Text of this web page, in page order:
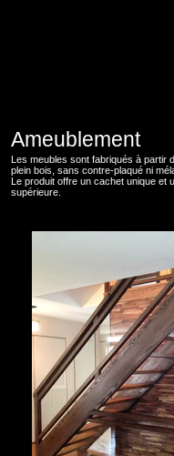
Ameublement
Les meubles sont fabriqués à partir
plein bois, sans contre-plaqué ni
Le produit offre un cachet unique et
supérieure.